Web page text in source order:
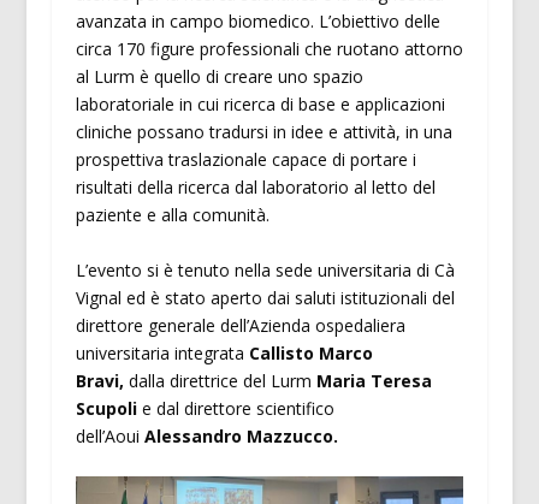
avanzata in campo biomedico. L’obiettivo delle
circa 170 figure professionali che ruotano attorno
al Lurm è quello di creare uno spazio
laboratoriale in cui ricerca di base e applicazioni
cliniche possano tradursi in idee e attività, in una
prospettiva traslazionale capace di portare i
risultati della ricerca dal laboratorio al letto del
paziente e alla comunità.
L’evento si è tenuto nella sede universitaria di Cà
Vignal ed è stato aperto dai saluti istituzionali del
direttore generale dell’Azienda ospedaliera
universitaria integrata Callisto Marco
Bravi, dalla direttrice del Lurm Maria Teresa
Scupoli e dal direttore scientifico
dell’Aoui Alessandro Mazzucco.